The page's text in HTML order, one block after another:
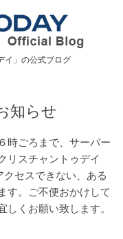
イ」の公式ブログ
知らせ
時ごろまで、サーバー
リスチャントゥデイ
クセスできない、ある
す。ご不便おかけして
くお願い致します。